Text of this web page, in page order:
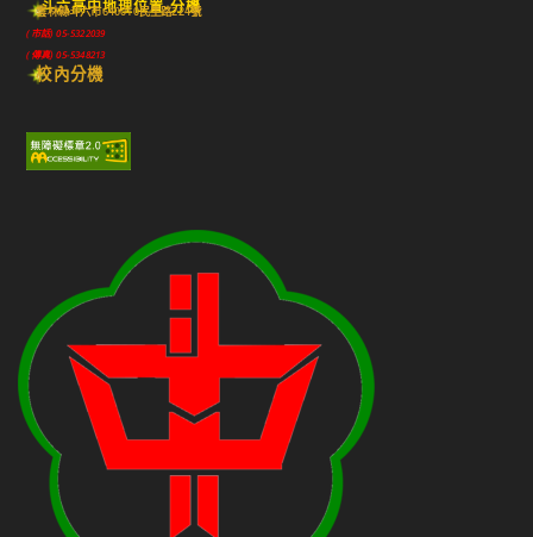
斗六高中地理位置-分機
雲林縣斗六市640010民生路224號
(市話) 05-5322039
(傳真) 05-5348213
校內分機